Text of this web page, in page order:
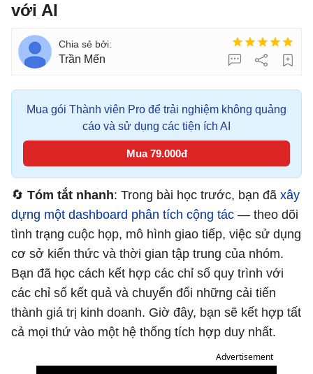
với AI
Trần Mến
Mua gói Thành viên Pro để trải nghiệm không quảng
cáo và sử dụng các tiện ích AI
Mua 79.000đ
🔄 Tóm tắt nhanh: Trong bài học trước, bạn đã xây
dựng một dashboard phân tích cộng tác — theo dõi
tình trạng cuộc họp, mô hình giao tiếp, việc sử dụng
cơ sở kiến ​​thức và thời gian tập trung của nhóm.
Bạn đã học cách kết hợp các chỉ số quy trình với
các chỉ số kết quả và chuyển đổi những cải tiến
thành giá trị kinh doanh. Giờ đây, bạn sẽ kết hợp tất
cả mọi thứ vào một hệ thống tích hợp duy nhất.
Advertisement